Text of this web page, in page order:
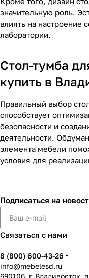
значительную роль.
влиять на настроение
лаборатории.
Стол-тумба
купить в
Правильный выбор
способствует
безопасности и
деятельности.
элемента мебели
условия для
Подписаться на
Связаться с нами
8 (800) 600-43-26
info@mebelesd.ru
690106, г. Владивосток,